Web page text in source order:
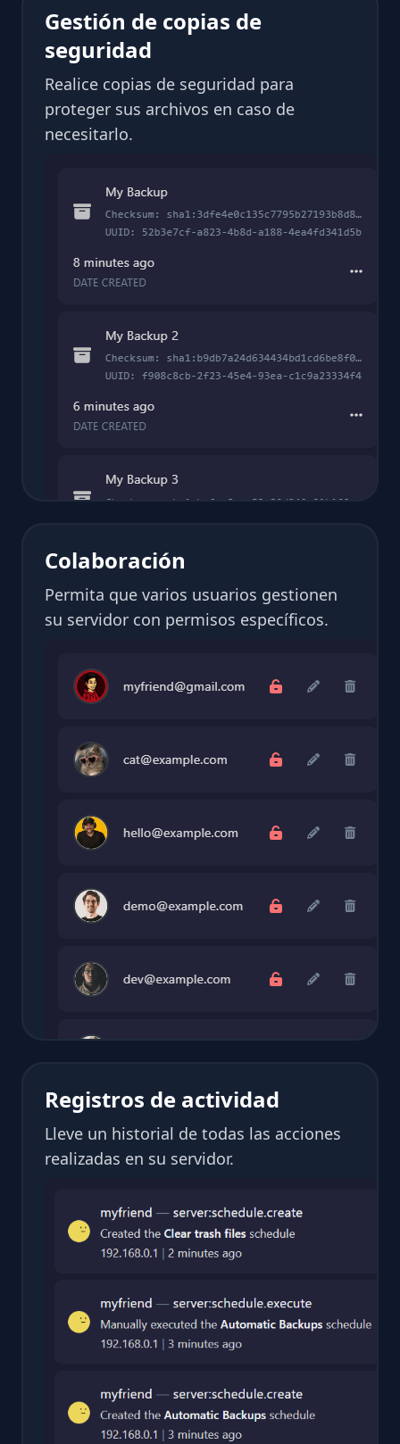
Colaboración
Permita que varios usuarios gestionen
su servidor con permisos específicos.
Gestión de copias de
seguridad
Realice copias de seguridad para
proteger sus archivos en caso de
necesitarlo.
Registros de actividad
Lleve un historial de todas las acciones
realizadas en su servidor.